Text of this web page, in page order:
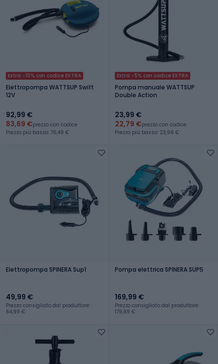
Extra -10% con codice EXTRA
Elettropompa WATTSUP Swift
12V
92,99 €
83,69 €prezzo con codice
Prezzo più basso: 76,49 €
Extra -5% con codice EXTRA
Pompa manuale WATTSUP
Double Action
23,99 €
22,79 €prezzo con codice
Prezzo più basso: 23,99 €
Elettropompa SPINERA Sup1
49,99 €
Prezzo consigliato dal produttore:
64,99 €
Pompa elettrica SPINERA SUP5
169,99 €
Prezzo consigliato dal produttore:
179,99 €